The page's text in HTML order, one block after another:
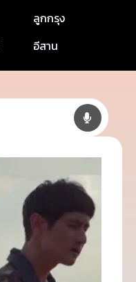
ลูกกรุง
อีสาน